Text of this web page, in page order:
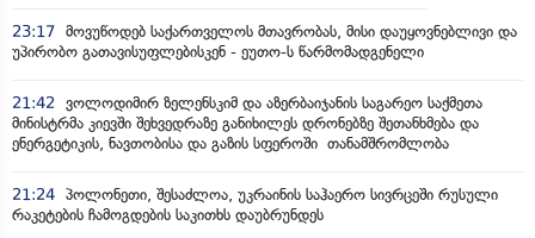
23:17 მოვუწოდებ საქართველოს მთავრობას, მისი დაუყოვნებლივი და
უპირობო გათავისუფლებისკენ - ეუთო-ს წარმომადგენელი
21:42
ვოლოდიმირ ზელენსკიმ და აზერბაიჯანის საგარეო საქმეთა
მინისტრმა კიევში შეხვედრაზე განიხილეს დრონებზე შეთანხმება და
ენერგეტიკის, ნავთობისა და გაზის სფეროში თანამშრომლობა
21:24 პოლონეთი, შესაძლოა, უკრაინის საჰაერო სივრცეში რუსული
რაკეტების ჩამოგდების საკითხს დაუბრუნდეს